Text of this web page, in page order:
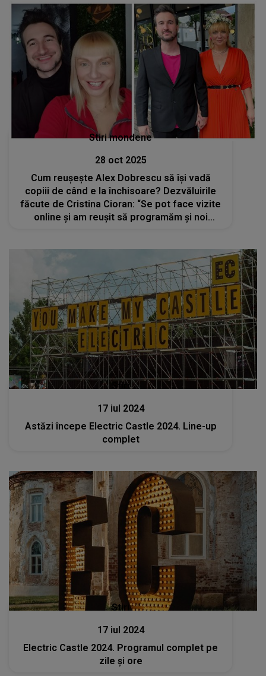
Stiri mondene
28 oct 2025
Cum reușește Alex Dobrescu să își vadă
copiii de când e la închisoare? Dezvăluirile
făcute de Cristina Cioran: “Se pot face vizite
online și am reușit să programăm și noi
Stiri
17 iul 2024
Astăzi începe Electric Castle 2024. Line-up
complet
Stiri
17 iul 2024
Electric Castle 2024. Programul complet pe
zile și ore